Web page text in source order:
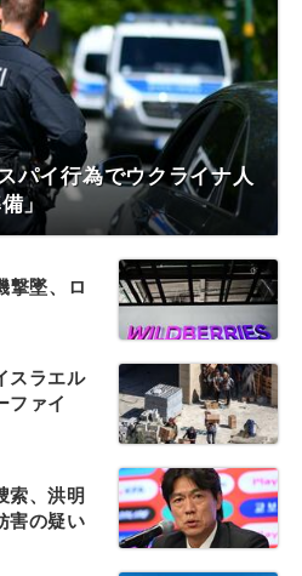
パイ行為でウクライナ人
」
撃墜、ロ
スラエル
ファイ
索、洪明
害の疑い